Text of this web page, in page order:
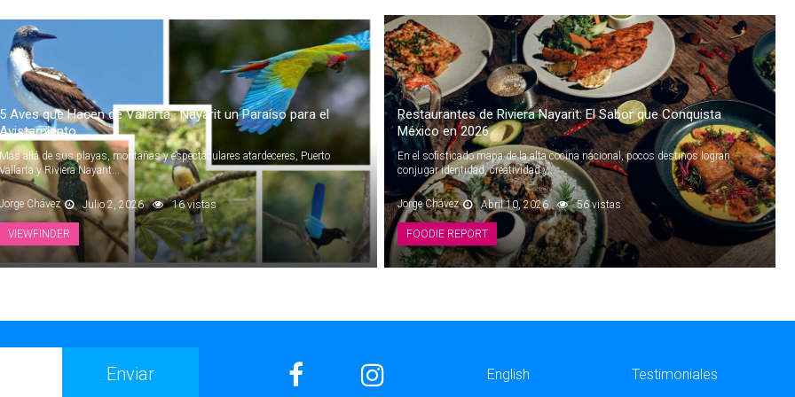
5 Aves que Hacen de Vallarta · Nayarit un Paraíso para el
Avistamiento
Más allá de sus playas, montañas y espectaculares atardeceres, Puerto
Vallarta y Riviera Nayarit...
Jorge Chávez Julio 2, 2026 16 vistas
VIEWFINDER
Restaurantes de Riviera Nayarit: El Sabor que Conquista
México en 2026
En el sofisticado mapa de la alta cocina nacional, pocos destinos logran
conjugar identidad, creatividad y...
Jorge Chávez Abril 10, 2026 56 vistas
FOODIE REPORT
English Testimoniales